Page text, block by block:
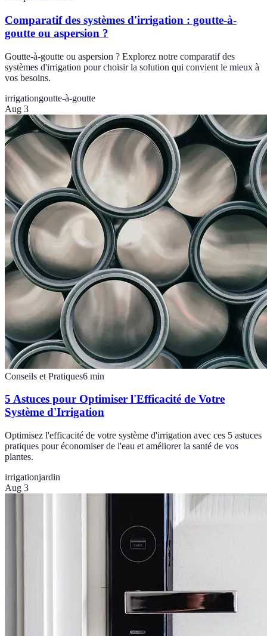
Comparatif des systèmes d'irrigation : goutte-à-
goutte ou aspersion ?
Goutte-à-goutte ou aspersion ? Explorez notre comparatif des
systèmes d'irrigation pour choisir la solution qui convient le mieux à
vos besoins.
irrigationgoutte-à-goutte
Aug 3
Conseils et Pratiques6 min
5 Astuces pour Optimiser l'Efficacité de Votre
Système d'Irrigation
Optimisez l'efficacité de votre système d'irrigation avec ces 5 astuces
pratiques pour économiser de l'eau et améliorer la santé de vos
plantes.
irrigationjardin
Aug 3